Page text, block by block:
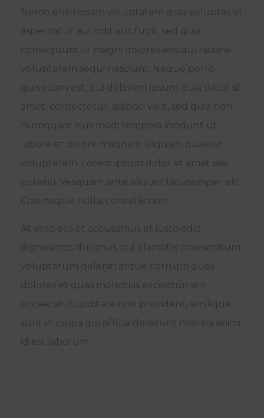
Nemo enim ipsam voluptatem quia voluptas sit
aspernatur aut odit aut fugit, sed quia
consequuntur magni dolores eos qui ratione
voluptatem sequi nesciunt. Neque porro
quisquam est, qui dolorem ipsum quia dolor sit
amet, consectetur, adipisci velit, sed quia non
numquam eius modi tempora incidunt ut
labore et dolore magnam aliquam quaerat
voluptatem. Lorem ipsum dolor sit amet isse
potenti. Vesquam ante aliquet lacusemper elit.
Cras neque nulla, convallis non.
At vero eos et accusamus et iusto odio
dignissimos ducimus qui blanditiis praesentium
voluptatum deleniti atque corrupti quos
dolores et quas molestias excepturi sint
occaecati cupiditate non provident, similique
sunt in culpa qui officia deserunt mollitia animi,
id est laborum.